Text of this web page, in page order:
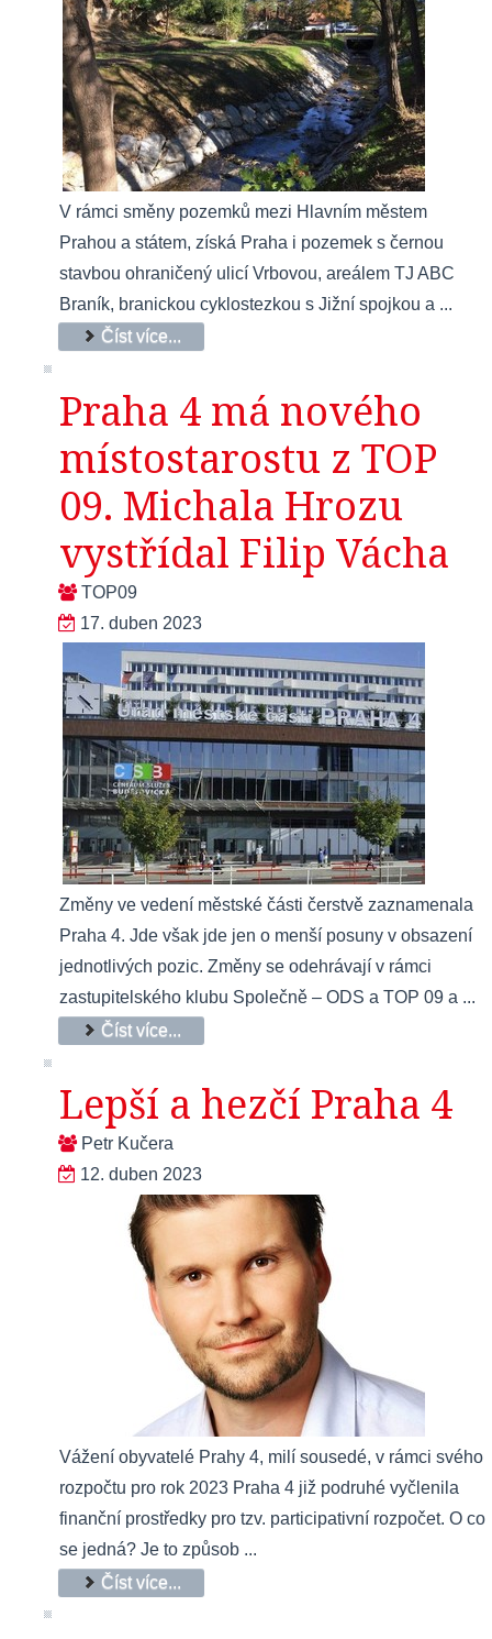
V rámci směny pozemků mezi Hlavním městem
Prahou a státem, získá Praha i pozemek s černou
stavbou ohraničený ulicí Vrbovou, areálem TJ ABC
Braník, branickou cyklostezkou s Jižní spojkou a ...
Číst více...
Praha 4 má nového
místostarostu z TOP
09. Michala Hrozu
vystřídal Filip Vácha
TOP09
17. duben 2023
Změny ve vedení městské části čerstvě zaznamenala
Praha 4. Jde však jde jen o menší posuny v obsazení
jednotlivých pozic. Změny se odehrávají v rámci
zastupitelského klubu Společně – ODS a TOP 09 a ...
Číst více...
Lepší a hezčí Praha 4
Petr Kučera
12. duben 2023
Vážení obyvatelé Prahy 4, milí sousedé, v rámci svého
rozpočtu pro rok 2023 Praha 4 již podruhé vyčlenila
finanční prostředky pro tzv. participativní rozpočet. O co
se jedná? Je to způsob ...
Číst více...